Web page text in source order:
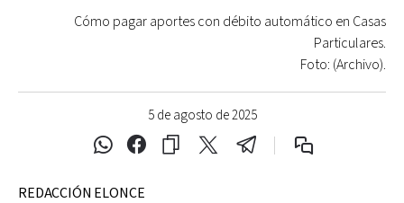
5 de agosto de 2025
Cómo pagar aportes con débito automático en Casas
Particulares.
Foto: (Archivo).
REDACCIÓN ELONCE